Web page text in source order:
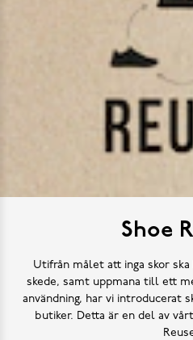
Shoe
Utifrån målet att inga skor
skede, samt uppmana till ett
användning, har vi introducerat
butiker. Detta är en del av